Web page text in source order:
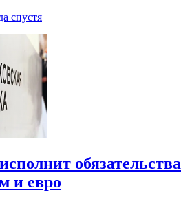
спустя
обязательства
и евро